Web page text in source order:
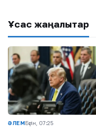
Ұқсас жаңалықтар
ӘЛЕМБүгін, 07:25